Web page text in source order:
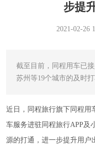
步提
2021-02-26
截至目前，同程用车已
苏州等19个城市的及时打
近日，同程旅行旗下同程用
车服务进驻同程旅行APP及
源的打通，进一步提升用户